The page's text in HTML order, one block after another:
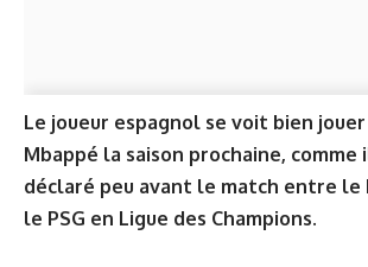
Le joueur espagnol se voit bien
Mbappé la saison prochaine, comme
déclaré peu avant le match entre le
le PSG en Ligue des Champions.